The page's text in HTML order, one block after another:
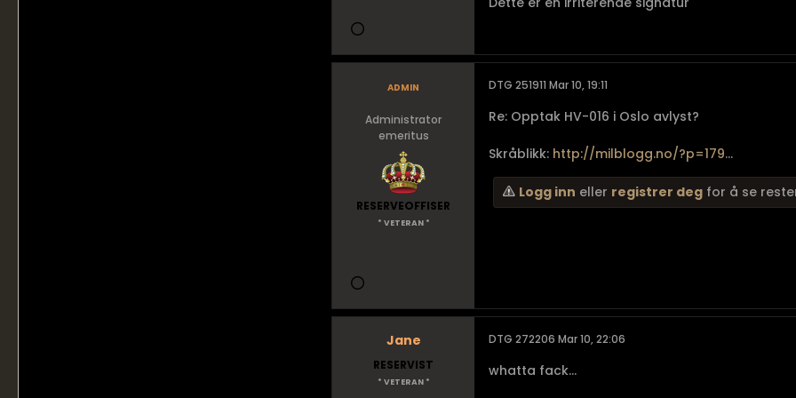
admin
Administrator
emeritus
RESERVEOFFISER
* VETERAN *
DTG 251911 Mar 10, 19:11
Re: Opptak HV-016 i Oslo avlyst?
Skråblikk: http://milblogg.no/?p=179...
Logg inn eller registrer deg for å se
Jane
RESERVIST
* VETERAN *
DTG 272206 Mar 10, 22:06
whatta fack...